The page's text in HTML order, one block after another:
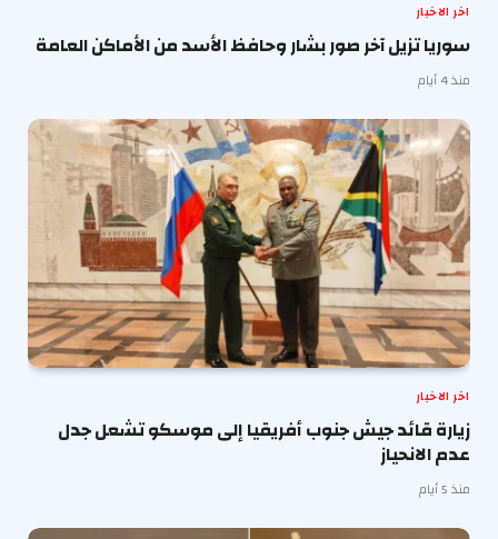
اخر الاخبار
سوريا تزيل آخر صور بشار وحافظ الأسد من الأماكن العامة
منذ 4 أيام
اخر الاخبار
زيارة قائد جيش جنوب أفريقيا إلى موسكو تشعل جدل
عدم الانحياز
منذ 5 أيام